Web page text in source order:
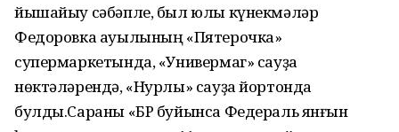
йышайыу сәбәпле, был юлы күнекмәләр
Федоровка ауылының «Пятерочка»
супермаркетында, «Универмаг» сауҙа
нөктәләрендә, «Нурлы» сауҙа йортонда
булды.Сараны «БР буйынса Федераль янғын